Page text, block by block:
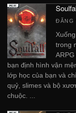
ĐĂNG
trong
bạn định hình vận
lớp học của bạn và
quỷ, slimes và bộ
chuộc. ...